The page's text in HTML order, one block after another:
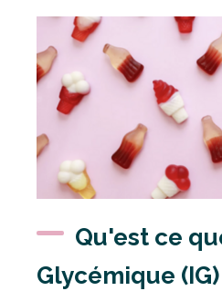
Qu'est ce
Glycémique (IG)